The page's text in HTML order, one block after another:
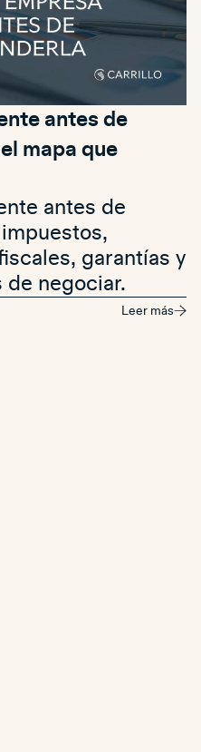
antes de
mapa que
antes de
garantías y
de negociar.
Leer más